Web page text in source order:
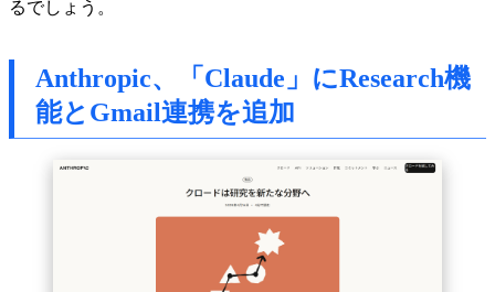
るでしょう。
Anthropic、「Claude」にResearch機
能とGmail連携を追加